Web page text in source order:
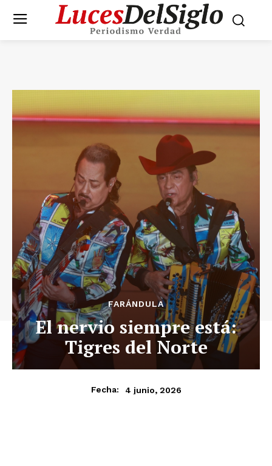
FARÁNDULA
El nervio siempre está:
Tigres del Norte
Fecha: 4 junio, 2026